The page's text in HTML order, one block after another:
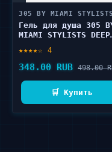
305 BY MIAMI STYLISTS
Гель для душа 305
MIAMI STYLISTS DEEP
★★★★☆ 4
348.00 RUB 498.00
🛒 Купить